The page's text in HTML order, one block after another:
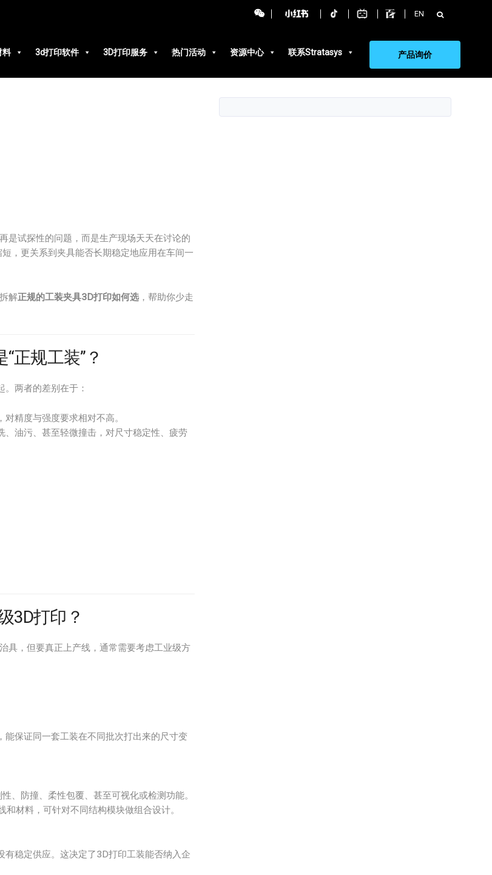
EN 搜
索：
料 3d打印软件 3D打印服务 热门活动 资源中心 联系Stratasys 产品询价
是试探性的问题，而是生产现场天天在讨论的
短，更关系到夹具能否长期稳定地应用在车间一
解正规的工装夹具3D打印如何选 ，帮助你少走
正规工装”？
。两者的差别在于：
精度与强度要求相对不高。
、油污、甚至轻微撞击，对尺寸稳定性、疲劳
3D打印？
具，但要真正上产线，通常需要考虑工业级方
保证同一套工装在不同批次打出来的尺寸变
、防撞、柔性包覆、甚至可视化或检测功能。
材料，可针对不同结构模块做组合设计。
稳定供应。这决定了3D打印工装能否纳入企